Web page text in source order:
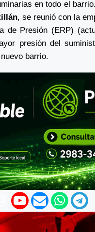
en todo el
, se reunió con la
de Presión (ERP)
presión del
barrio.